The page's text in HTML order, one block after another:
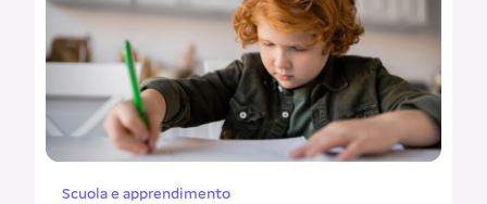
Scuola e apprendimento